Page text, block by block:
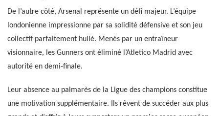
De l’autre côté, Arsenal représente un défi majeur. L’équipe
londonienne impressionne par sa solidité défensive et son jeu
collectif parfaitement huilé. Menés par un entraîneur
visionnaire, les Gunners ont éliminé l’Atletico Madrid avec
autorité en demi-finale.
Leur absence au palmarès de la Ligue des champions constitue
une motivation supplémentaire. Ils rêvent de succéder aux plus